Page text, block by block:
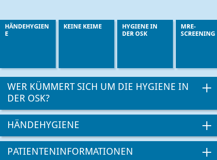
HÄNDEHYGIEN
E
KEINE KEIME
HYGIENE IN
DER OSK
MRE-
SCREENING
WER KÜMMERT SICH UM DIE HYGIENE IN
DER OSK?
HÄNDEHYGIENE
PATIENTENINFORMATIONEN